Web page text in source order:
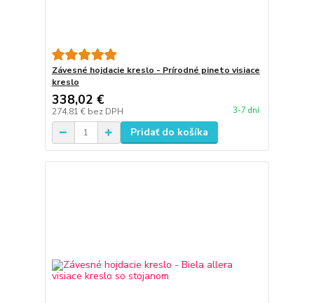
Závesné hojdacie kreslo - Prírodné pineto visiace
kreslo
338,02 €
274,81 € bez DPH 3-7 dní
Pridať do košíka